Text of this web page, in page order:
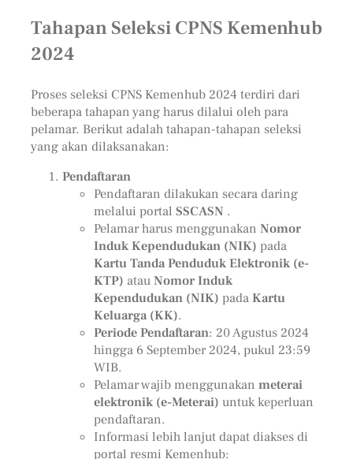
Tahapan Seleksi CPNS Kemenhub
2024
Proses seleksi CPNS Kemenhub 2024 terdiri dari
beberapa tahapan yang harus dilalui oleh para
pelamar. Berikut adalah tahapan-tahapan seleksi
yang akan dilaksanakan:
Pendaftaran
Pendaftaran dilakukan secara daring
melalui portal SSCASN .
Pelamar harus menggunakan Nomor
Induk Kependudukan (NIK) pada
Kartu Tanda Penduduk Elektronik (e-
KTP) atauNomor Induk
Kependudukan (NIK) padaKartu
Keluarga (KK).
Periode Pendaftaran: 20 Agustus 2024
hingga 6 September 2024, pukul 23:59
WIB.
Pelamar wajib menggunakan meterai
elektronik (e-Meterai) untuk keperluan
pendaftaran.
Informasi lebih lanjut dapat diakses di
portal resmi Kemenhub: